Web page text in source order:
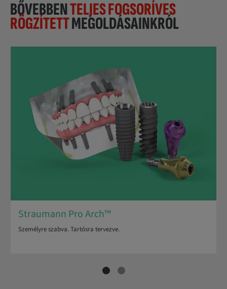
BŐVEBBENTELJES FOGSORÍVES
RÖGZÍTETTMEGOLDÁSAINKRÓL
Straumann Pro Arch™
Személyre szabva. Tartósra tervezve.